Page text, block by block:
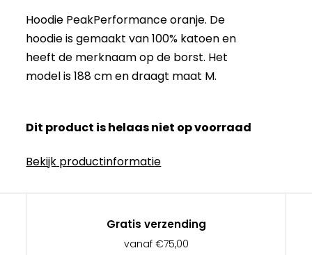
Hoodie PeakPerformance oranje. De
hoodie is gemaakt van 100% katoen en
heeft de merknaam op de borst. Het
model is 188 cm en draagt maat M.
Dit product is helaas niet op voorraad
Bekijk productinformatie
Gratis verzending
vanaf €75,00